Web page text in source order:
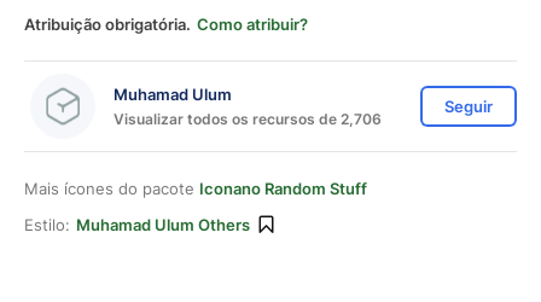
Atribuição obrigatória. Como atribuir?
Muhamad Ulum
Visualizar todos os recursos de 2,706
Seguir
Mais ícones do pacote Iconano Random Stuff
Estilo: Muhamad Ulum Others